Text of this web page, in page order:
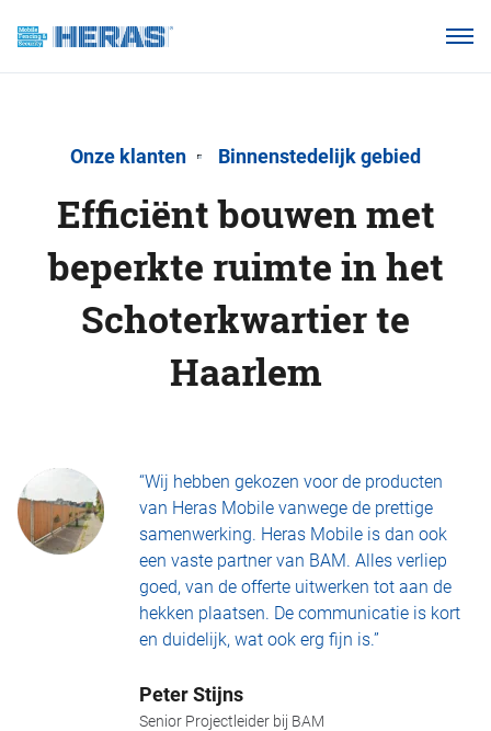
Producten
Kennisbank
Webshop
Onze klanten Binnenstedelijk gebied
Efficiënt bouwen met
beperkte ruimte in het
Schoterkwartier te
Haarlem
“Wij hebben gekozen voor de producten
van Heras Mobile vanwege de prettige
samenwerking. Heras Mobile is dan ook
een vaste partner van BAM. Alles verliep
goed, van de offerte uitwerken tot aan de
hekken plaatsen. De communicatie is kort
en duidelijk, wat ook erg fijn is.”
Peter Stijns
Senior Projectleider bij BAM